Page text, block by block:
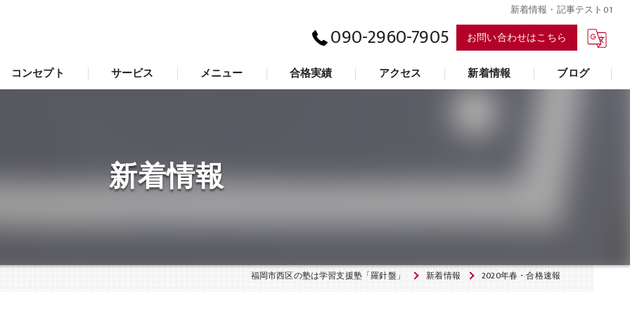
新着情報・記事テスト01
090-2960-7905 お問い合わせはこちら
コンセプト
福岡市西区の塾･学習支援塾「羅針盤」のお客様の声
サービス メニュー 合格実績 アクセス 新着情報 ブログ
新着情報
福岡市西区の塾は学習支援塾「羅針盤」 新着情報 2020年春・合格速報